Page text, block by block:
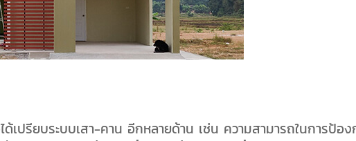
เปรียบระบบเสา-คาน อีกหลายด้าน เช่น ความสามารถในการป้อ